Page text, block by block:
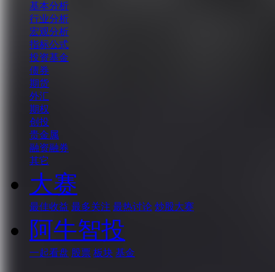
基本分析
行业分析
宏观分析
指标公式
投资基金
债券
期货
外汇
期权
创投
贵金属
融资融券
其它
大赛
最佳收益 最多关注 最热讨论 炒股大赛
阿牛智投
一起看盘 股票 板块 基金